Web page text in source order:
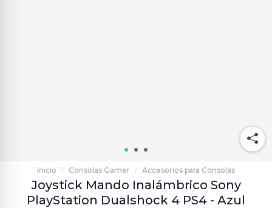
Inicio / Consolas Gamer / Accesorios para Consolas
Joystick Mando Inalámbrico Sony
PlayStation Dualshock 4 PS4 - Azul